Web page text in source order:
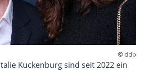
©ddp
Kuckenburg sind seit 2022 ein